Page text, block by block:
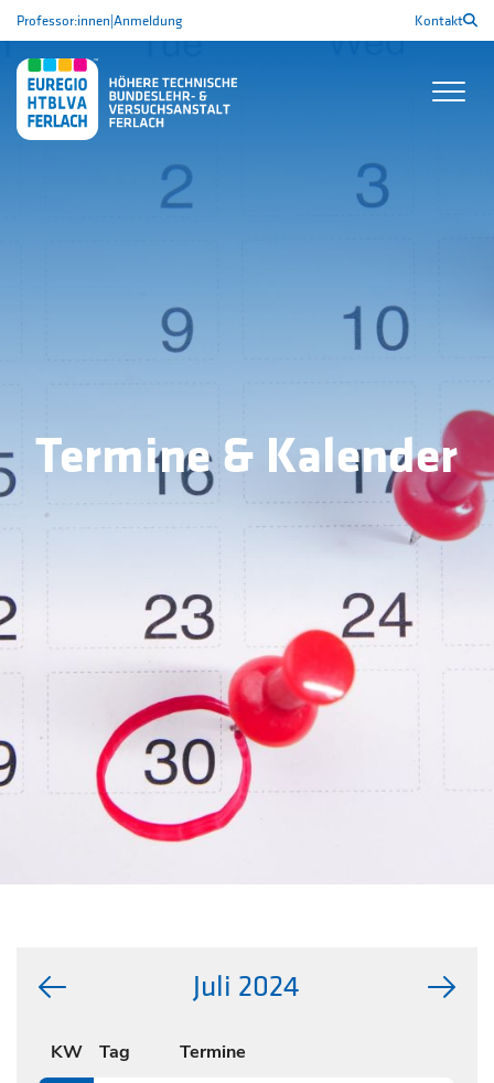
Professor:innen|Anmeldung Kontakt
Termine & Kalender
Juli 2024
KW Tag Termine